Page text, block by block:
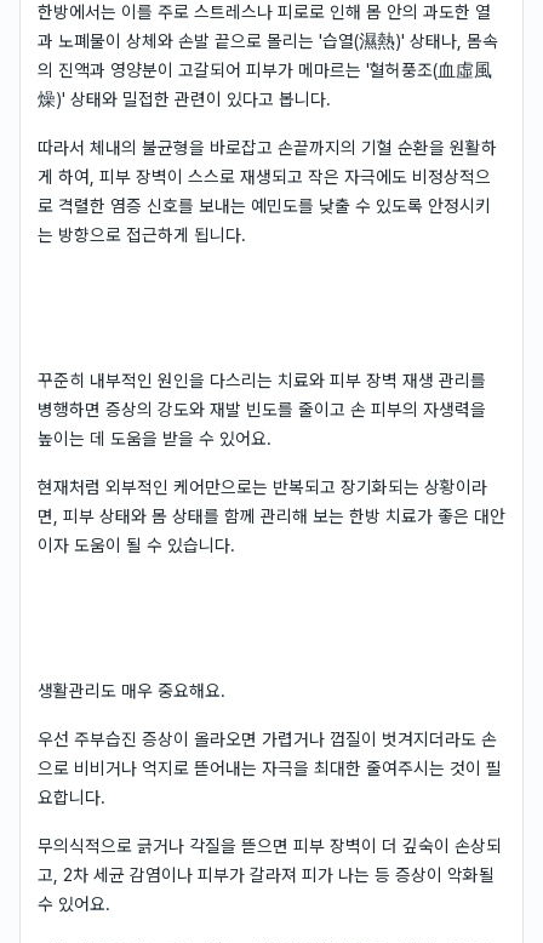
한방에서는 이를 주로 스트레스나 피로로 인해 몸 안의 과도한 열
과 노폐물이 상체와 손발 끝으로 몰리는 '습열(濕熱)' 상태나, 몸속
의 진액과 영양분이 고갈되어 피부가 메마르는 '혈허풍조(血虛風
燥)' 상태와 밀접한 관련이 있다고 봅니다.
따라서 체내의 불균형을 바로잡고 손끝까지의 기혈 순환을 원활하
게 하여, 피부 장벽이 스스로 재생되고 작은 자극에도 비정상적으
로 격렬한 염증 신호를 보내는 예민도를 낮출 수 있도록 안정시키
는 방향으로 접근하게 됩니다.
꾸준히 내부적인 원인을 다스리는 치료와 피부 장벽 재생 관리를
병행하면 증상의 강도와 재발 빈도를 줄이고 손 피부의 자생력을
높이는 데 도움을 받을 수 있어요.
현재처럼 외부적인 케어만으로는 반복되고 장기화되는 상황이라
면, 피부 상태와 몸 상태를 함께 관리해 보는 한방 치료가 좋은 대안
이자 도움이 될 수 있습니다.
생활관리도 매우 중요해요.
우선 주부습진 증상이 올라오면 가렵거나 껍질이 벗겨지더라도 손
으로 비비거나 억지로 뜯어내는 자극을 최대한 줄여주시는 것이 필
요합니다.
무의식적으로 긁거나 각질을 뜯으면 피부 장벽이 더 깊숙이 손상되
고, 2차 세균 감염이나 피부가 갈라져 피가 나는 등 증상이 악화될
수 있어요.